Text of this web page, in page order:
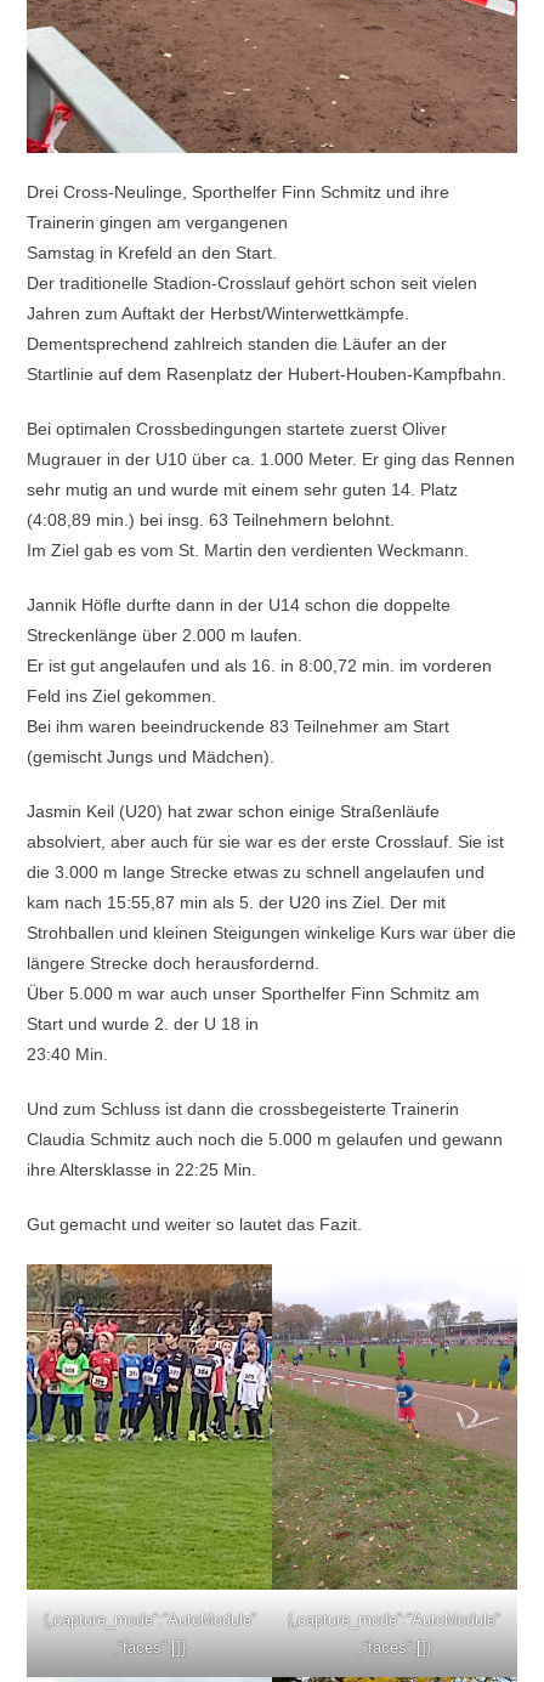
Drei Cross-Neulinge, Sporthelfer Finn Schmitz und ihre
Trainerin gingen am vergangenen
Samstag in Krefeld an den Start.
Der traditionelle Stadion-Crosslauf gehört schon seit vielen
Jahren zum Auftakt der Herbst/Winterwettkämpfe.
Dementsprechend zahlreich standen die Läufer an der
Startlinie auf dem Rasenplatz der Hubert-Houben-Kampfbahn.
Bei optimalen Crossbedingungen startete zuerst Oliver
Mugrauer in der U10 über ca. 1.000 Meter. Er ging das Rennen
sehr mutig an und wurde mit einem sehr guten 14. Platz
(4:08,89 min.) bei insg. 63 Teilnehmern belohnt.
Im Ziel gab es vom St. Martin den verdienten Weckmann.
Jannik Höfle durfte dann in der U14 schon die doppelte
Streckenlänge über 2.000 m laufen.
Er ist gut angelaufen und als 16. in 8:00,72 min. im vorderen
Feld ins Ziel gekommen.
Bei ihm waren beeindruckende 83 Teilnehmer am Start
(gemischt Jungs und Mädchen).
Jasmin Keil (U20) hat zwar schon einige Straßenläufe
absolviert, aber auch für sie war es der erste Crosslauf. Sie ist
die 3.000 m lange Strecke etwas zu schnell angelaufen und
kam nach 15:55,87 min als 5. der U20 ins Ziel. Der mit
Strohballen und kleinen Steigungen winkelige Kurs war über die
längere Strecke doch herausfordernd.
Über 5.000 m war auch unser Sporthelfer Finn Schmitz am
Start und wurde 2. der U 18 in
23:40 Min.
Und zum Schluss ist dann die crossbegeisterte Trainerin
Claudia Schmitz auch noch die 5.000 m gelaufen und gewann
ihre Altersklasse in 22:25 Min.
Gut gemacht und weiter so lautet das Fazit.
{„capture_mode“:“AutoModule“
,“faces“:[]}
{„capture_mode“:“AutoModule“
,“faces“:[]}